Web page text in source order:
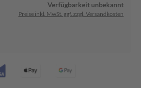
Verfügbarkeit unbekannt
Preise inkl. MwSt. ggf. zzgl. Versandkosten